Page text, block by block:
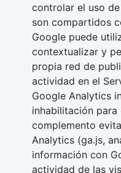
controlar el uso
son compartidos
Google puede
contextualizar y
propia red de
actividad en el
Google Analytics
inhabilitación para
complemento
Analytics (ga.js,
información con
actividad de las